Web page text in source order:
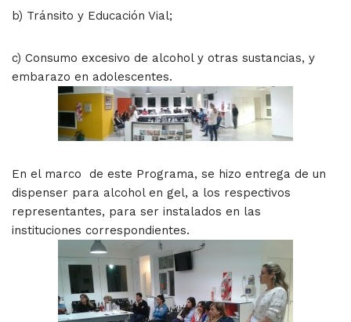
b) Tránsito y Educación Vial;
c) Consumo excesivo de alcohol y otras sustancias, y
embarazo en adolescentes.
En el marco de este Programa, se hizo entrega de un
dispenser para alcohol en gel, a los respectivos
representantes, para ser instalados en las
instituciones correspondientes.